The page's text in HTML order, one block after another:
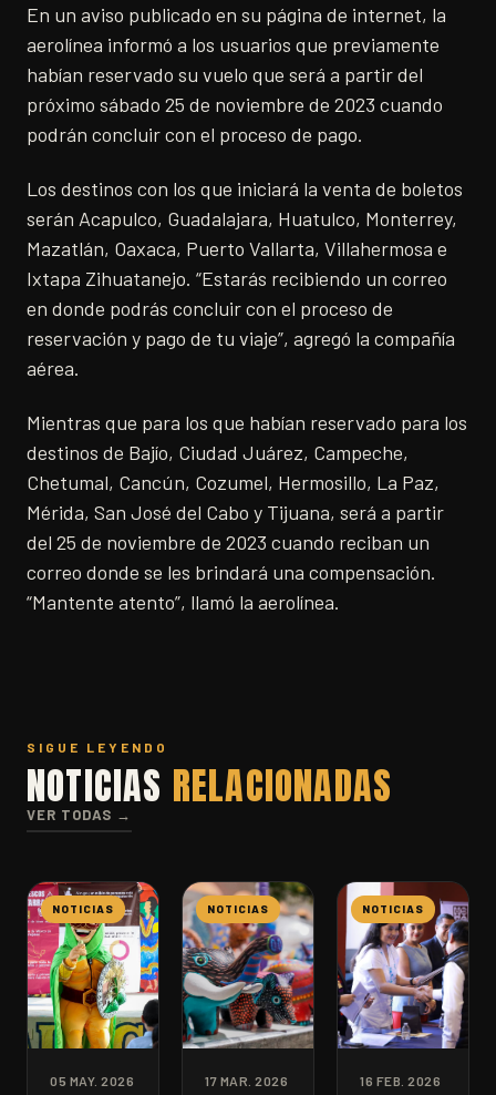
En un aviso publicado en su página de internet, la
aerolínea informó a los usuarios que previamente
habían reservado su vuelo que será a partir del
próximo sábado 25 de noviembre de 2023 cuando
podrán concluir con el proceso de pago.
Los destinos con los que iniciará la venta de boletos
serán Acapulco, Guadalajara, Huatulco, Monterrey,
Mazatlán, Oaxaca, Puerto Vallarta, Villahermosa e
Ixtapa Zihuatanejo. “Estarás recibiendo un correo
en donde podrás concluir con el proceso de
reservación y pago de tu viaje”, agregó la compañía
aérea.
Mientras que para los que habían reservado para los
destinos de Bajío, Ciudad Juárez, Campeche,
Chetumal, Cancún, Cozumel, Hermosillo, La Paz,
Mérida, San José del Cabo y Tijuana, será a partir
del 25 de noviembre de 2023 cuando reciban un
correo donde se les brindará una compensación.
“Mantente atento”, llamó la aerolínea.
SIGUE LEYENDO
NOTICIAS RELACIONADAS
VER TODAS →
NOTICIAS
05 MAY. 2026
NOTICIAS
17 MAR. 2026
NOTICIAS
16 FEB. 2026